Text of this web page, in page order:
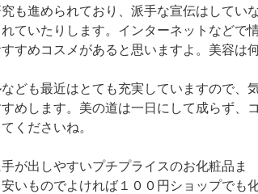
も進められており、派手な宣伝はしてい
ていたりします。インターネットなどで
すめコスメがあると思いますよ。美容は
ども最近はとても充実していますので、
めします。美の道は一日にして成らず、コ
くださいね。
が出しやすいプチプライスのお化粧品ま
いものでよければ１００円ショップでも